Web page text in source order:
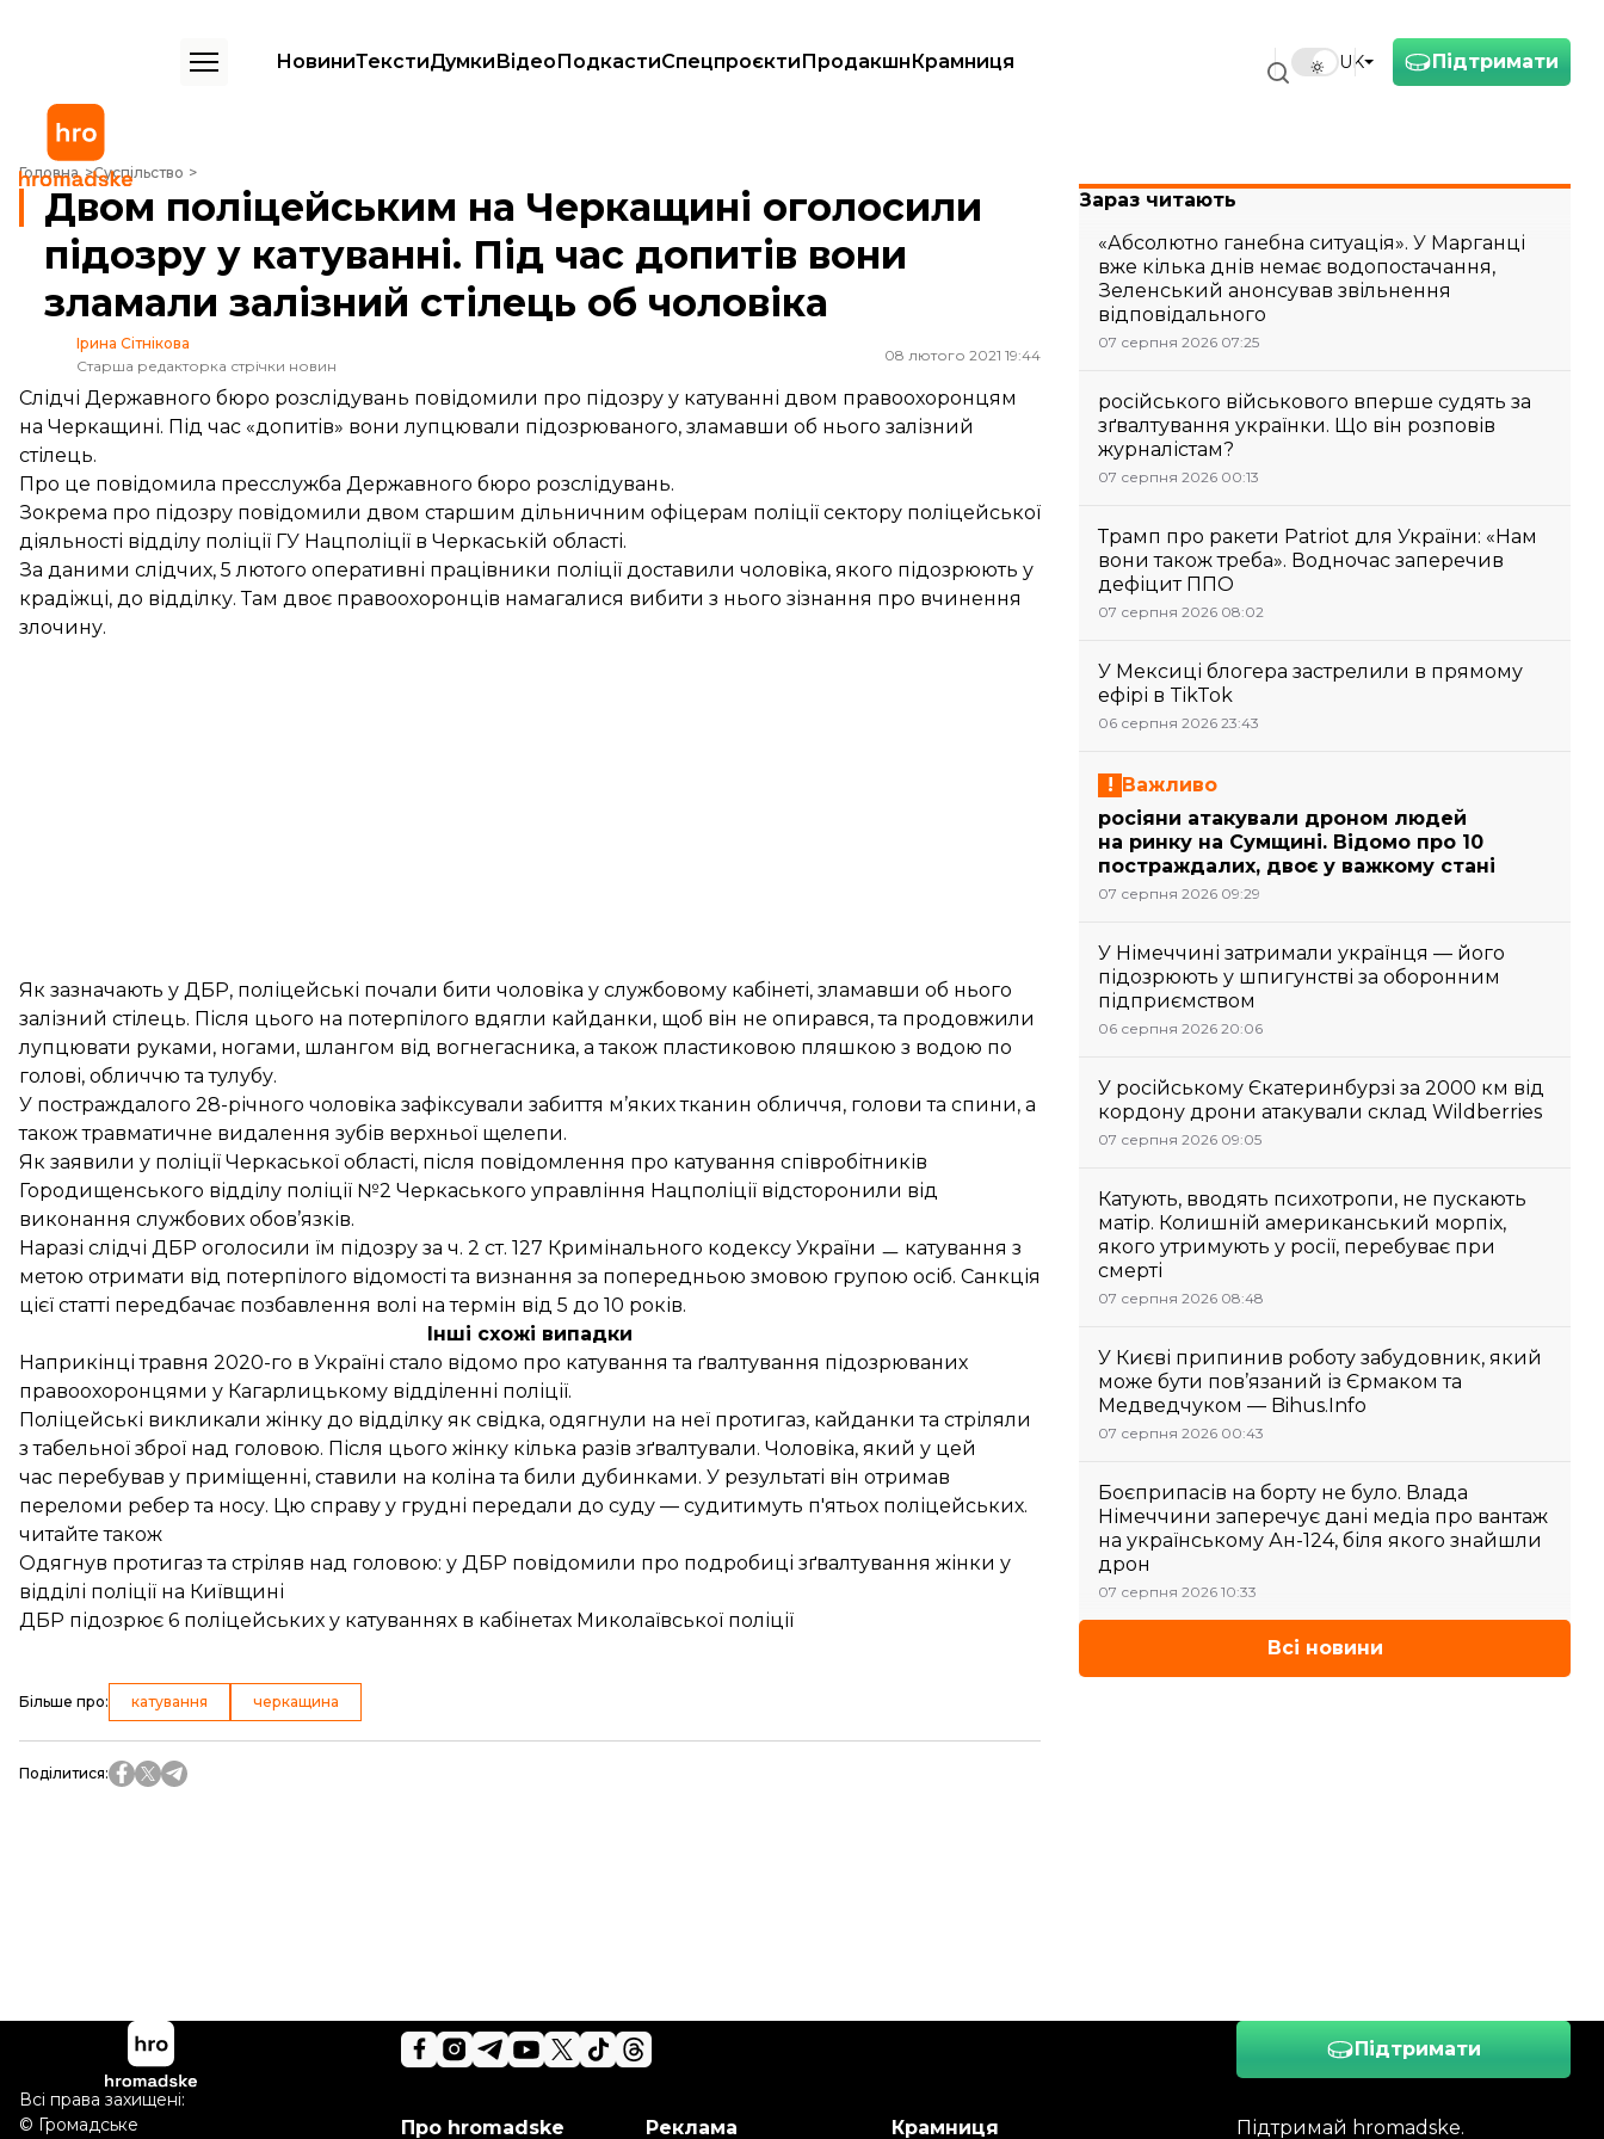
Підтримати
UK
НовиниТекстиДумкиВідеоПодкастиСпецпроєктиПродакшнКрамниця
Головна Суспільство
Двом поліцейським на Черкащині оголосили підозру у катуванні. Під час допитів вони зламали залізний стілець об чоловіка
Двом поліцейським на Черкащині оголосили
підозру у катуванні. Під час допитів вони
зламали залізний стілець об чоловіка
Ірина Сітнікова
Старша редакторка стрічки новин
08 лютого 2021 19:44
Слідчі Державного бюро розслідувань повідомили про підозру у катуванні двом правоохоронцям
на Черкащині. Під час «допитів» вони лупцювали підозрюваного, зламавши об нього залізний
стілець.
Про це повідомила пресслужба Державного бюро розслідувань.
Зокрема про підозру повідомили двом старшим дільничним офіцерам поліції сектору поліцейської
діяльності відділу поліції ГУ Нацполіції в Черкаській області.
За даними слідчих, 5 лютого оперативні працівники поліції доставили чоловіка, якого підозрюють у
крадіжці, до відділку. Там двоє правоохоронців намагалися вибити з нього зізнання про вчинення
злочину.
Як зазначають у ДБР, поліцейські почали бити чоловіка у службовому кабінеті, зламавши об нього
залізний стілець. Після цього на потерпілого вдягли кайданки, щоб він не опирався, та продовжили
лупцювати руками, ногами, шлангом від вогнегасника, а також пластиковою пляшкою з водою по
голові, обличчю та тулубу.
У постраждалого 28-річного чоловіка зафіксували забиття м’яких тканин обличчя, голови та спини, а
також травматичне видалення зубів верхньої щелепи.
Як заявили у поліції Черкаської області, після повідомлення про катування співробітників
Городищенського відділу поліції №2 Черкаського управління Нацполіції відсторонили від
виконання службових обов’язків.
Наразі слідчі ДБР оголосили їм підозру за ч. 2 ст. 127 Кримінального кодексу України ㅡ катування з
метою отримати від потерпілого відомості та визнання за попередньою змовою групою осіб. Санкція
цієї статті передбачає позбавлення волі на термін від 5 до 10 років.
Інші схожі випадки
Наприкінці травня 2020-го в Україні стало відомо про катування та ґвалтування підозрюваних
правоохоронцями у Кагарлицькому відділенні поліції.
Поліцейські викликали жінку до відділку як свідка, одягнули на неї протигаз, кайданки та стріляли
з табельної зброї над головою. Після цього жінку кілька разів зґвалтували. Чоловіка, який у цей
час перебував у приміщенні, ставили на коліна та били дубинками. У результаті він отримав
переломи ребер та носу. Цю справу у грудні передали до суду — судитимуть п'ятьох поліцейських.
читайте також
Одягнув протигаз та стріляв над головою: у ДБР повідомили про подробиці зґвалтування жінки у
відділі поліції на Київщині
ДБР підозрює 6 поліцейських у катуваннях в кабінетах Миколаївської поліції
Більше про: катування черкащина
Поділитися:
Зараз читають
«Абсолютно ганебна ситуація». У Марганці
вже кілька днів немає водопостачання,
Зеленський анонсував звільнення
відповідального
07 серпня 2026 07:25
російського військового вперше судять за
зґвалтування українки. Що він розповів
журналістам?
07 серпня 2026 00:13
Трамп про ракети Patriot для України: «Нам
вони також треба». Водночас заперечив
дефіцит ППО
07 серпня 2026 08:02
У Мексиці блогера застрелили в прямому
ефірі в TikTok
06 серпня 2026 23:43
Важливо
росіяни атакували дроном людей
на ринку на Сумщині. Відомо про 10
постраждалих, двоє у важкому стані
07 серпня 2026 09:29
У Німеччині затримали українця — його
підозрюють у шпигунстві за оборонним
підприємством
06 серпня 2026 20:06
У російському Єкатеринбурзі за 2000 км від
кордону дрони атакували склад Wildberries
07 серпня 2026 09:05
Катують, вводять психотропи, не пускають
матір. Колишній американський морпіх,
якого утримують у росії, перебуває при
смерті
07 серпня 2026 08:48
У Києві припинив роботу забудовник, який
може бути пов’язаний із Єрмаком та
Медведчуком — Bihus.Info
07 серпня 2026 00:43
Боєприпасів на борту не було. Влада
Німеччини заперечує дані медіа про вантаж
на українському Ан-124, біля якого знайшли
дрон
07 серпня 2026 10:33
Всі новини
Підтримати
Підтримай hromadske.
Про hromadske Реклама Крамниця
Всі права захищені:
© Громадське